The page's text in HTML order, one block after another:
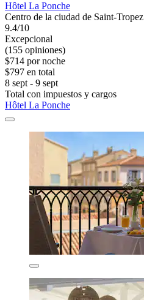
Hôtel La Ponche
Centro de la ciudad de Saint-Tropez
9.4/10
Excepcional
(155 opiniones)
$714 por noche
$797 en total
8 sept - 9 sept
Total con impuestos y cargos
Hôtel La Ponche